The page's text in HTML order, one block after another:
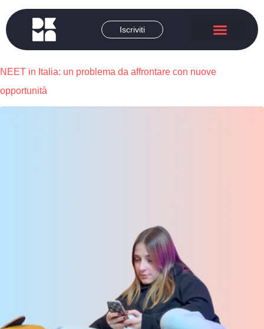
Iscriviti
NEET in Italia: un problema da affrontare con nuove
opportunità